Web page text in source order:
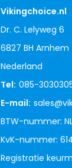
Vikingchoice.nl
Dr. C. Lelyweg 6
6827 BH Arnhem
Nederland
Tel: 085-
E-mail:
BTW-nummer:
KvK-nummer:
Registratie